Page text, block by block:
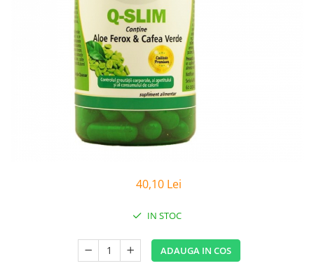
Sanatatea ochilor
Sistem digestiv
40,10 Lei
IN STOC
ADAUGA IN COS